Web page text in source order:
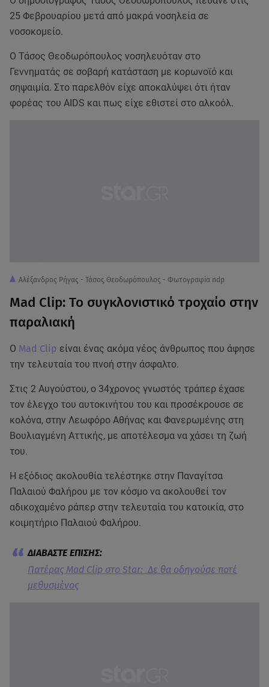
25 Φεβρουαρίου μετά από μακρά νοσηλεία σε
νοσοκομείο.
Ο Τάσος Θεοδωρόπουλος νοσηλευόταν στο
Γεννηματάς σε σοβαρή κατάσταση με κορωνοϊό και
σηψαιμία. Στο παρελθόν είχε αποκαλύψει ότι ήταν
φορέας του AIDS και πως είχε εθιστεί στο αλκοόλ.
Αλέξανδρος Ρήγας - Τάσος Θεοδωρόπουλος - Φωτογραφία ndp
Μad Clip: Το συγκλονιστικό τροχαίο στην
παραλιακή
Ο Mad Clip είναι ένας ακόμα νέος άνθρωπος που άφησε
την τελευταία του πνοή στην άσφαλτο.
Στις 2 Αυγούστου, ο 34χρονος γνωστός τράπερ έχασε
τον έλεγχο του αυτοκινήτου του και προσέκρουσε σε
κολόνα, στην Λεωφόρο Αθήνας και Φανερωμένης στη
Βουλιαγμένη Αττικής, με αποτέλεσμα να χάσει τη ζωή
του.
Η εξόδιος ακολουθία τελέστηκε στην Παναγίτσα
Παλαιού Φαλήρου με τον κόσμο να ακολουθεί τον
αδικοχαμένο ράπερ στην τελευταία του κατοικία, στο
κοιμητήριο Παλαιού Φαλήρου.
Πατέρας Mad Clip στο Star: Δε θα οδηγούσε ποτέ
μεθυσμένος